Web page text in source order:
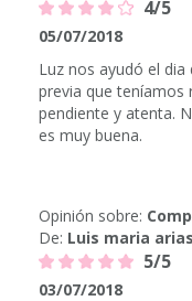
4/5
05/07/2018
Luz nos ayudó el
previa que teníamos
pendiente y atenta.
es muy buena.
Opinión sobre:
De: Luis maria arias
5/5
03/07/2018